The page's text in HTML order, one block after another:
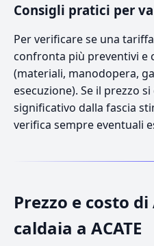
Consigli pratici per
Per verificare se una
confronta più preventivi e
(materiali, manodopera,
esecuzione). Se il prezzo
significativo dalla fascia
verifica sempre eventuali
Prezzo e costo
caldaia a ACATE